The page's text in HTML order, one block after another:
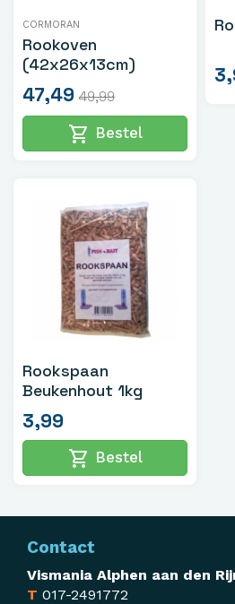
CORMORAN
Rookoven
(42x26x13cm)
47,49 49,99
shopping_cart Bestel
Rookspaan
Beukenhout 1kg
3,99
shopping_cart Bestel
Contact
Vismania Alphen aan den
T 017-2491772